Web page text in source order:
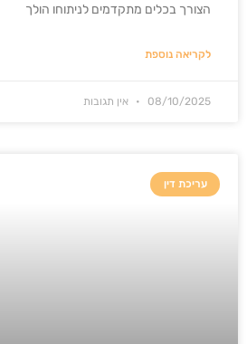
הצורך בכלים מתקדמים לניתוחו הולך
לקריאה נוספת
08/10/2025 אין תגובות
עריכת דין